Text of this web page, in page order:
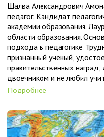
Шалва Александрович
педагог. Кандидат
академии образования.
области образования.
подхода в педагогике.
признанный учёный,
правительственных
двоечником и не любил
Подробнее